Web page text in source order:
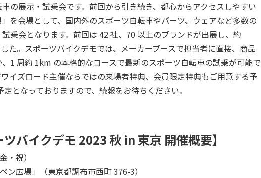
の展示・試乗会です。前回から引き続き、都心からアクセスしやすい
を会場として、国内外のスポーツ自転車やパーツ、ウェアなど多数の
乗会となります。前回は 42 社、70 以上のブランドが出展し、約
た。スポーツバイクデモでは、メーカーブースで担当者に直接、商品
1 周約 1km の本格的なコースで最新のスポーツ自転車の試乗が可能で
イズロード主催ならではの来場者特典、会員限定特典もご用意する予
となっておりますので、続報をお待ちください。
ツバイクデモ 2023 秋 in 東京 開催概要】
・祝）
ン広場」（東京都調布市西町 376-3）